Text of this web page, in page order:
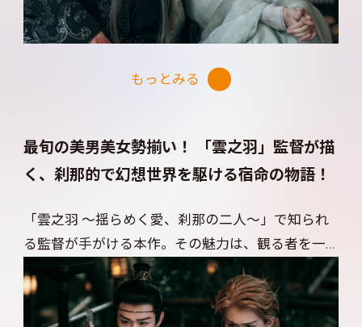
つチェン・ドゥーリン。凛とした美しさを持つ彼女
が、ヒロインを気高く凛々しく演じきる。人間と
妖怪、立場の異なる二人がそれぞれの過去と向き
合いながら、妖怪たちが起こす事件を解き明かす
もっとみる
最旬の美男美女勢揃い！ 「雲之羽」監督が描
く、刹那的で幻想世界を駆ける宿命の物語！
「雲之羽 ～揺らめく愛、刹那の二人～」で知られ
る監督が手がける本作。その魅力は、観る者を一
瞬で引き込む緻密な美術と色彩設計にある。華や
かながらもどこか儚い、幻想的な世界観が丁寧に
描き出される。キャストも監督の鋭い美的センス